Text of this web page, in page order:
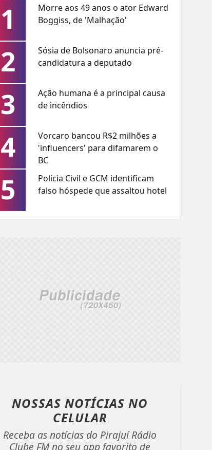
1
Morre aos 49 anos o ator Edward
Boggiss, de 'Malhação'
2
Sósia de Bolsonaro anuncia pré-
candidatura a deputado
3
Ação humana é a principal causa
de incêndios
4
Vorcaro bancou R$2 milhões a
'influencers' para difamarem o
BC
5
Polícia Civil e GCM identificam
falso hóspede que assaltou hotel
NOSSAS NOTÍCIASNO
CELULAR
Receba as notícias do Pirajuí Rádio
Clube FM no seu app favorito de